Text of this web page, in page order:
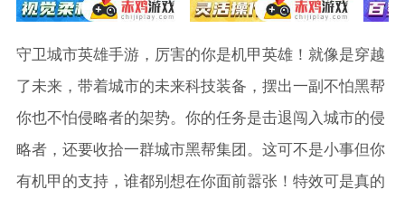
守卫城市英雄手游，厉害的你是机甲英雄！就像是穿越
了未来，带着城市的未来科技装备，摆出一副不怕黑帮
你也不怕侵略者的架势。你的任务是击退闯入城市的侵
略者，还要收拾一群城市黑帮集团。这可不是小事但你
有机甲的支持，谁都别想在你面前嚣张！特效可是真的